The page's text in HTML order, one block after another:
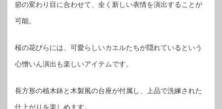
節の変わり目に合わせて、全く新しい表情を演出することが
可能。
桜の花びらには、可愛らしいカエルたちが隠れているという
心憎いん演出も楽しいアイテムです。
長方形の植木鉢と木製風の台座が付属し、上品で洗練された
仕上がりを楽しめます。